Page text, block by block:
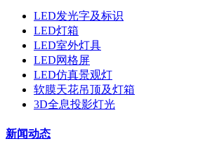
LED发光字及标识
LED灯箱
LED室外灯具
LED网格屏
LED仿真景观灯
软膜天花吊顶及灯箱
3D全息投影灯光
新闻动态